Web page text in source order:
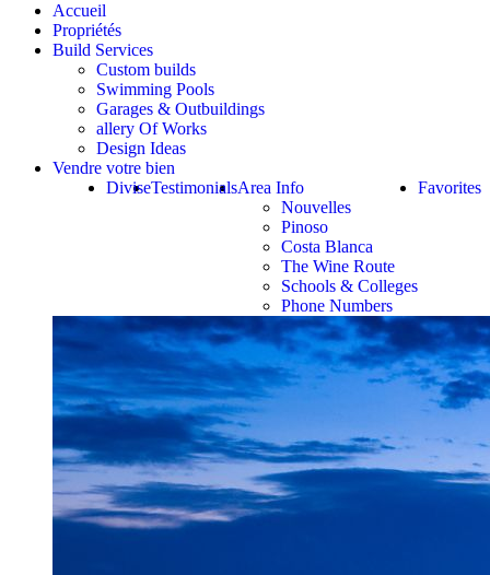
Accueil
Propriétés
Build Services
Custom builds
Swimming Pools
Garages & Outbuildings
allery Of Works
Design Ideas
Vendre votre bien
Favorites
Area Info
Nouvelles
Pinoso
Costa Blanca
The Wine Route
Schools & Colleges
Phone Numbers
Testimonials
Divise